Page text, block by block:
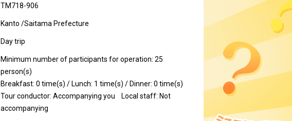
TM718-906
Kanto /Saitama Prefecture
Day trip
Minimum number of participants for operation: 25
person(s)
Breakfast: 0 time(s) / Lunch: 1 time(s) / Dinner: 0 time(s)
Tour conductor: Accompanying you
Local staff: Not
accompanying